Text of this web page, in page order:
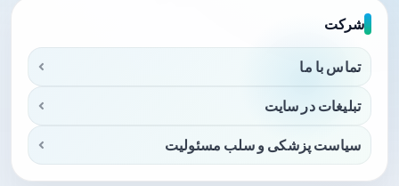
شرکت
تماس با ما
تبلیغات در سایت
سیاست پزشکی و سلب مسئولیت